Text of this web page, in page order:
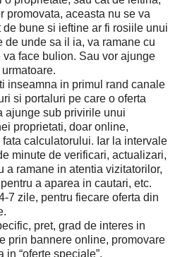
promovata, aceasta nu se va
bune si ieftine ar fi rosiile unui
de unde sa il ia, va ramane cu
face bulion. Sau vor ajunge
inseamna in primul rand canale
si portaluri pe care o oferta
ajunge sub privirile unui
proprietati, doar online,
calculatorului. Iar la intervale
minute de verificari, actualizari,
a ramane in atentia vizitatorilor,
a aparea in cautari, etc.
7 zile, pentru fiecare oferta din
pret, grad de interes in
prin bannere online, promovare
in “oferte speciale”.